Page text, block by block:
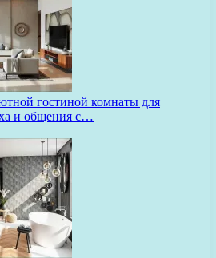
гостиной комнаты для
и общения с…